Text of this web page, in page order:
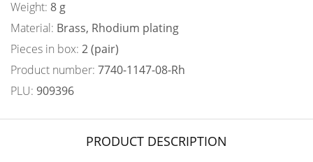
Weight: 8 g
Material: Brass, Rhodium plating
Pieces in box: 2 (pair)
Product number: 7740-1147-08-Rh
PLU: 909396
PRODUCT DESCRIPTION